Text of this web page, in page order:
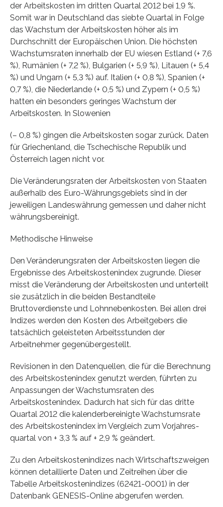
der Arbeitskosten im dritten Quartal 2012 bei 1,9 %.
Somit war in Deutschland das siebte Quartal in Folge
das Wachstum der Arbeitskosten höher als im
Durchschnitt der Europäischen Union. Die höchsten
Wachstumsraten innerhalb der EU wiesen Estland (+ 7,6
%), Rumänien (+ 7,2 %), Bulgarien (+ 5,9 %), Litauen (+ 5,4
%) und Ungarn (+ 5,3 %) auf. Italien (+ 0,8 %), Spanien (+
0,7 %), die Niederlande (+ 0,5 %) und Zypern (+ 0,5 %)
hatten ein besonders geringes Wachstum der
Arbeitskosten. In Slowenien
(– 0,8 %) gingen die Arbeitskosten sogar zurück. Daten
für Griechenland, die Tschechische Republik und
Österreich lagen nicht vor.
Die Veränderungsraten der Arbeitskosten von Staaten
außerhalb des Euro-Währungsgebiets sind in der
jeweiligen Landeswährung gemessen und daher nicht
währungsbereinigt.
Methodische Hinweise
Den Veränderungsraten der Arbeitskosten liegen die
Ergebnisse des Arbeitskostenindex zugrunde. Dieser
misst die Veränderung der Arbeitskosten und unterteilt
sie zusätzlich in die beiden Bestandteile
Bruttoverdienste und Lohnnebenkosten. Bei allen drei
Indizes werden den Kosten des Arbeitgebers die
tatsächlich geleisteten Arbeitsstunden der
Arbeitnehmer gegenübergestellt.
Revisionen in den Datenquellen, die für die Berechnung
des Arbeitskostenindex genutzt werden, führten zu
Anpassungen der Wachstumsraten des
Arbeitskostenindex. Dadurch hat sich für das dritte
Quartal 2012 die kalenderbereinigte Wachstumsrate
des Arbeitskostenindex im Vergleich zum Vorjahres­
quartal von + 3,3 % auf + 2,9 % geändert.
Zu den Arbeitskostenindizes nach Wirtschaftszweigen
können detaillierte Daten und Zeitreihen über die
Tabelle Arbeitskostenindizes (62421-0001) in der
Datenbank GENESIS-Online abgerufen werden.